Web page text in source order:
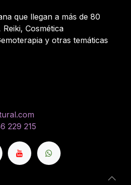
que llegan a más de 80
Cosmética
y otras temáticas
229 215